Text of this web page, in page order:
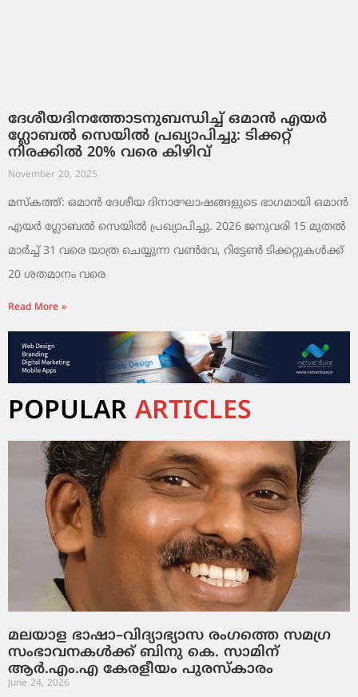
ദേശീയദിനത്തോടനുബന്ധിച്ച് ഒമാൻ എയർ
ഗ്ലോബൽ സെയിൽ പ്രഖ്യാപിച്ചു: ടിക്കറ്റ്
നിരക്കിൽ 20% വരെ കിഴിവ്
November 20, 2025
മസ്‌കത്ത്: ഒമാൻ ദേശീയ ദിനാഘോഷങ്ങളുടെ ഭാഗമായി ഒമാൻ
എയർ ഗ്ലോബൽ സെയിൽ പ്രഖ്യാപിച്ചു. 2026 ജനുവരി 15 മുതൽ
മാർച്ച് 31 വരെ യാത്ര ചെയ്യുന്ന വൺവേ, റിട്ടേൺ ടിക്കറ്റുകൾക്ക്
20 ശതമാനം വരെ
Read More »
POPULAR ARTICLES
മലയാള ഭാഷാ–വിദ്യാഭ്യാസ രംഗത്തെ സമഗ്ര
സംഭാവനകൾക്ക് ബിനു കെ. സാമിന്
ആർ.എം.എ കേരളീയം പുരസ്‌കാരം
June 24, 2026